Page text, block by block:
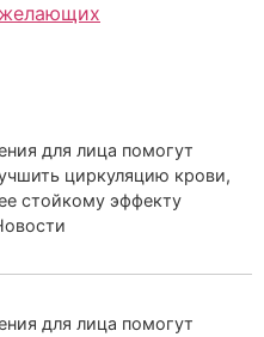
для лица помогут
циркуляцию крови,
стойкому эффекту
для лица помогут